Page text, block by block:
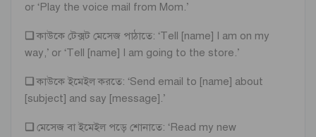
or ‘Play the voice mail from Mom.’
❏কাউকে টেক্সট মেসেজ পাঠাতে: ‘Tell [name] I am on my
way,’ or ‘Tell [name] I am going to the store.’
❏কাউকে ইমেইল করতে: ‘Send email to [name] about
[subject] and say [message].’
❏ মেসেজ বা ইমেইল পড়ে শোনাতে: ‘Read my new